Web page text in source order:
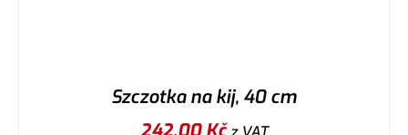
Szczotka na kij, 40 cm